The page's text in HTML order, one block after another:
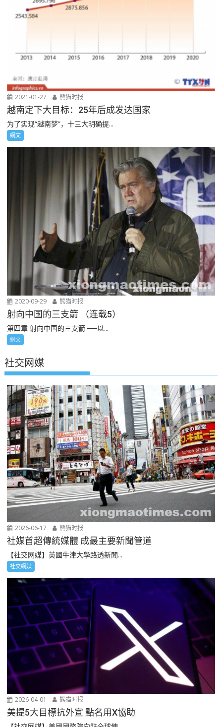
2021-01-27 熊猫时报
越南定下大目标：25年后成发达国家
为了实现“越南梦”，十三大明确提...
網文
2020-09-29 熊猫时报
射向中国的三支箭 （连载5）
第四章 射向中国的三支箭 ──以...
網文
社交网媒
2026-06-17 熊猫时报
社媒首超傳統媒體 成最主要新聞管道
【社交网媒】英國牛津大學路透新聞...
社交網媒
2026-04-01 熊猫时报
美提5大目標抗外宣 點名用X協助